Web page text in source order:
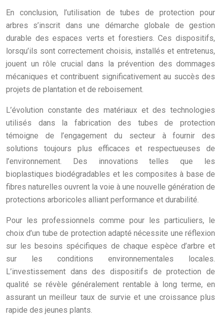
En conclusion, l’utilisation de tubes de protection pour
arbres s’inscrit dans une démarche globale de gestion
durable des espaces verts et forestiers. Ces dispositifs,
lorsqu’ils sont correctement choisis, installés et entretenus,
jouent un rôle crucial dans la prévention des dommages
mécaniques et contribuent significativement au succès des
projets de plantation et de reboisement.
L’évolution constante des matériaux et des technologies
utilisés dans la fabrication des tubes de protection
témoigne de l’engagement du secteur à fournir des
solutions toujours plus efficaces et respectueuses de
l’environnement. Des innovations telles que les
bioplastiques biodégradables et les composites à base de
fibres naturelles ouvrent la voie à une nouvelle génération de
protections arboricoles alliant performance et durabilité.
Pour les professionnels comme pour les particuliers, le
choix d’un tube de protection adapté nécessite une réflexion
sur les besoins spécifiques de chaque espèce d’arbre et
sur les conditions environnementales locales.
L’investissement dans des dispositifs de protection de
qualité se révèle généralement rentable à long terme, en
assurant un meilleur taux de survie et une croissance plus
rapide des jeunes plants.